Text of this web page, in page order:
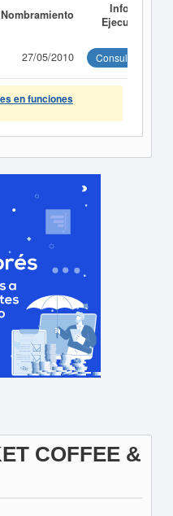
Nombramiento
Informe
Ejecutivo
27/05/2010 Consultar
en funciones
COFFEE &